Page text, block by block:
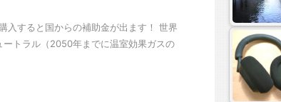
入すると国からの補助金が出ます！ 世界
トラル（2050年までに温室効果ガスの